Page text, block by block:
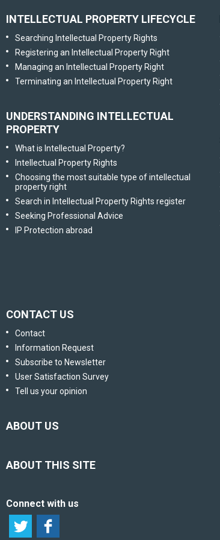
INTELLECTUAL PROPERTY LIFECYCLE
Searching Intellectual Property Rights
Registering an Intellectual Property Right
Managing an Intellectual Property Right
Terminating an Intellectual Property Right
UNDERSTANDING INTELLECTUAL
PROPERTY
What is Intellectual Property?
Intellectual Property Rights
Choosing the most suitable type of intellectual
property right
Search in Intellectual Property Rights register
Seeking Professional Advice
IP Protection abroad
CONTACT US
Contact
Information Request
Subscribe to Newsletter
User Satisfaction Survey
Tell us your opinion
ABOUT US
ABOUT THIS SITE
Connect with us